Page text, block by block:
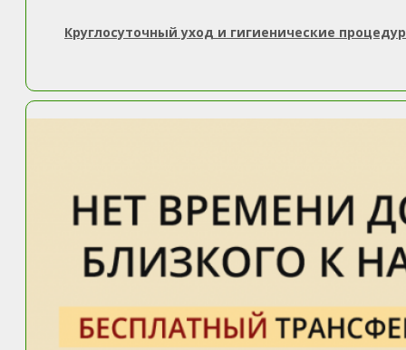
Круглосуточный уход и гигиенические